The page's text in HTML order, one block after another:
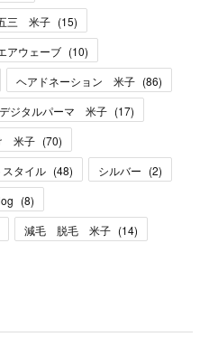
三 米子 (15)
アウェーブ (10)
ヘアドネーション 米子 (86)
デジタルパーマ 米子 (17)
米子 (70)
タイル (48) シルバー (2)
(8)
減毛 脱毛 米子 (14)